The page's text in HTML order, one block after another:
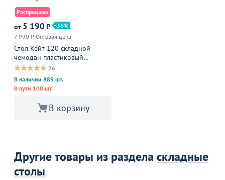
Распродажа
от 5 190 ₽
36
7 990 ₽ Оптовая цена
Стол Кейт 120 складной
чемодан пластиковый
коричневый26
В наличии 889 шт.
В пути 100 шт.
В корзину
Другие товары из раздела складные
столы